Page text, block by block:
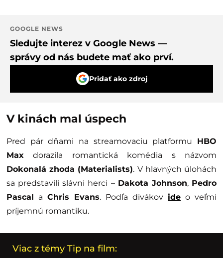
GOOGLE NEWS
Sledujte interez v Google News —
správy od nás budete mať ako prví.
Pridať ako zdroj
V kinách mal úspech
Pred pár dňami na streamovaciu platformu HBO
Max dorazila romantická komédia s názvom
Dokonalá zhoda (Materialists). V hlavných úlohách
sa predstavili slávni herci – Dakota Johnson, Pedro
Pascal a Chris Evans. Podľa divákov ide o veľmi
príjemnú romantiku.
Viac z témy Tip na film: